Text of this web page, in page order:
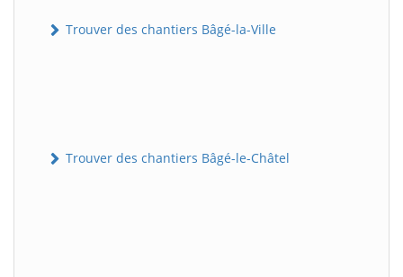
Trouver des chantiers Bâgé-la-Ville
Trouver des chantiers Bâgé-le-Châtel